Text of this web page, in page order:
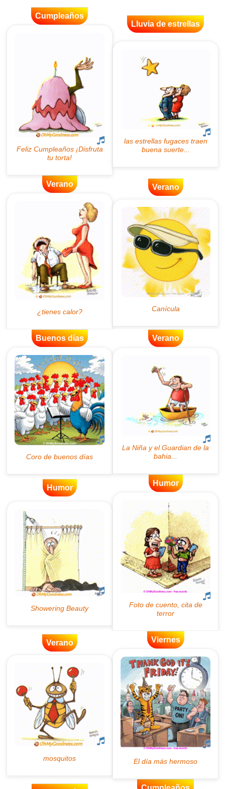
Cumpleaños
Lluvia de estrellas
Verano Verano
Buenos días Verano
Humor
Humor
Verano Viernes